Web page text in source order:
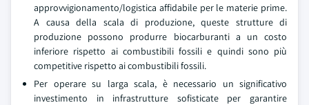
approvvigionamento/logistica affidabile per le materie prime.
A causa della scala di produzione, queste strutture di
produzione possono produrre biocarburanti a un costo
inferiore rispetto ai combustibili fossili e quindi sono più
competitive rispetto ai combustibili fossili.
Per operare su larga scala, è necessario un significativo
investimento in infrastrutture sofisticate per garantire